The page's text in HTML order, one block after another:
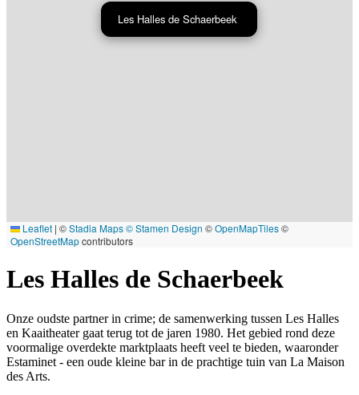
Les Halles de Schaerbeek
Leaflet | ©Stadia Maps© Stamen Design ©OpenMapTiles©
OpenStreetMapcontributors
Les Halles de Schaerbeek
Onze oudste partner in crime; de samenwerking tussen Les Halles
en Kaaitheater gaat terug tot de jaren 1980. Het gebied rond deze
voormalige overdekte marktplaats heeft veel te bieden, waaronder
Estaminet - een oude kleine bar in de prachtige tuin van La Maison
des Arts.